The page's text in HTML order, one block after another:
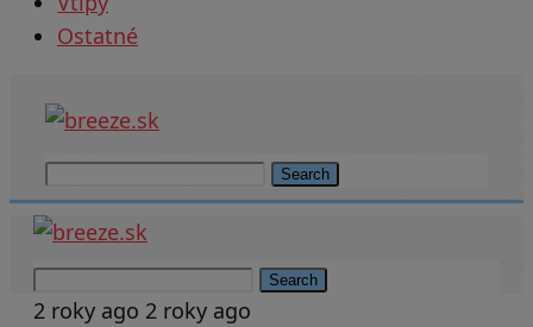
Ostatné
Search
Search
2 roky ago 2 roky ago